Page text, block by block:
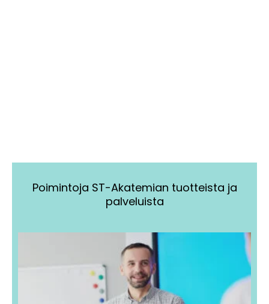
Poimintoja ST-Akatemian tuotteista ja
palveluista
useampi
useampi